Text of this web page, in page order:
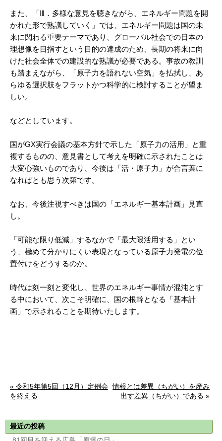
また、「Ⅲ．多様な意見を聴きながら、エネルギー問題を開
かれた形で熟議していく」では、エネルギー問題は国の未
来に関わる重要テーマであり、グローバル社会での日本の
理想像を目指すという目的の達成のため、長期の将来に向
けた社会全体での建設的な熟議が必要である。事故の教訓
も踏まえながら、「原子力を語れない空気」を払拭し、あ
らゆる選択肢をフラットかつ科学的に検討することが望ま
しい。
などとしています。
国がGX実行会議の基本方針で示した「原子力の活用」と重
複するものの、意見書として考えを明確に示されたことは
大変心強いものであり、今後は「活・原子力」が合言葉に
なればとも思う次第です。
なお、今後注視すべきは国の「エネルギー基本計画」見直
し。
「可能な限り低減」するなかで「最大限活用する」とい
う、極めて分かりにくい表現となっている原子力発電の位
置付けをどうするのか。
時代は刻一刻と変化し、世界のエネルギー事情が混沌とす
る中において、次こそ明確に、国の根幹となる「基本計
画」で示されることを期待いたします。
« 令和5年第5回（12月）定例会
を終える
情報とは差異（ちがい）を産み
出す差異（ちがい）である »
最近の投稿